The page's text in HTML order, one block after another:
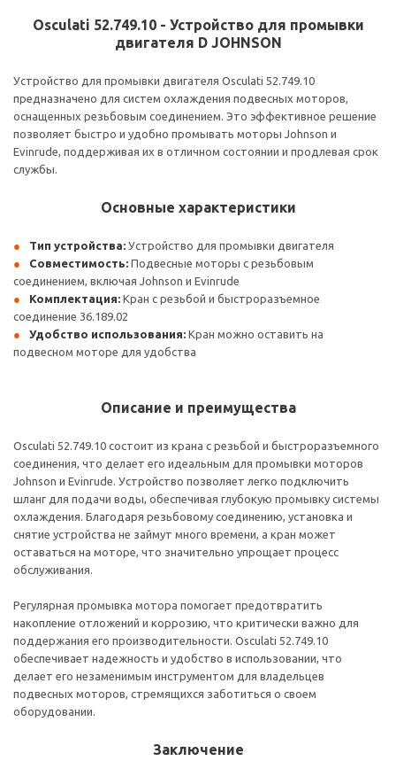
Osculati 52.749.10 - Устройство для промывки
двигателя D JOHNSON
Устройство для промывки двигателя Osculati 52.749.10
предназначено для систем охлаждения подвесных моторов,
оснащенных резьбовым соединением. Это эффективное решение
позволяет быстро и удобно промывать моторы Johnson и
Evinrude, поддерживая их в отличном состоянии и продлевая срок
службы.
Основные характеристики
Тип устройства: Устройство для промывки двигателя
Совместимость: Подвесные моторы с резьбовым
соединением, включая Johnson и Evinrude
Комплектация: Кран с резьбой и быстроразъемное
соединение 36.189.02
Удобство использования: Кран можно оставить на
подвесном моторе для удобства
Описание и преимущества
Osculati 52.749.10 состоит из крана с резьбой и быстроразъемного
соединения, что делает его идеальным для промывки моторов
Johnson и Evinrude. Устройство позволяет легко подключить
шланг для подачи воды, обеспечивая глубокую промывку системы
охлаждения. Благодаря резьбовому соединению, установка и
снятие устройства не займут много времени, а кран может
оставаться на моторе, что значительно упрощает процесс
обслуживания.
Регулярная промывка мотора помогает предотвратить
накопление отложений и коррозию, что критически важно для
поддержания его производительности. Osculati 52.749.10
обеспечивает надежность и удобство в использовании, что
делает его незаменимым инструментом для владельцев
подвесных моторов, стремящихся заботиться о своем
оборудовании.
Заключение